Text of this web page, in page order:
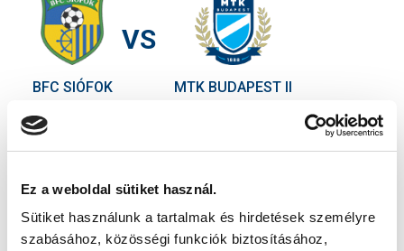
Ez a weboldal sütiket használ.
Sütiket használunk a tartalmak és hirdetések személyre
szabásához, közösségi funkciók biztosításához,
BFC SIÓFOK
VS
MTK BUDAPEST II
MTK BUDAPEST HÍRLEVÉL
hírlevelünkre: